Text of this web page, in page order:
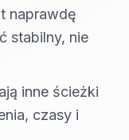
naprawdę
stabilny, nie
inne ścieżki
czasy i